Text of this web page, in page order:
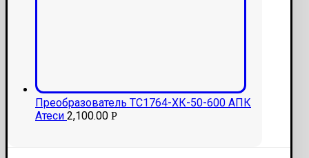
Преобразователь ТС1764-ХК-50-600 АПК
Атеси 2,100.00 Р